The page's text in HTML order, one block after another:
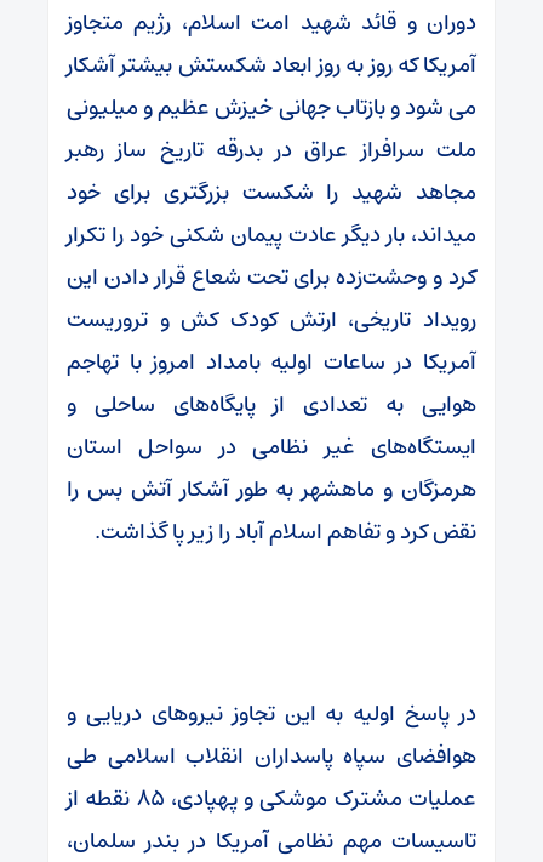
دوران و قائد شهید امت اسلام، رژیم متجاوز
آمریکا که روز به روز ابعاد شکستش بیشتر آشکار
می شود و بازتاب جهانی خیزش عظیم و میلیونی
ملت سرافراز عراق در بدرقه تاریخ ساز رهبر
مجاهد شهید را شکست بزرگتری برای خود
میداند، بار دیگر عادت پیمان شکنی خود را تکرار
کرد و وحشت‌زده برای تحت شعاع قرار دادن این
رویداد تاریخی، ارتش کودک کش و تروریست
آمریکا در ساعات اولیه بامداد امروز با تهاجم
هوایی به تعدادی از پایگاه‌های ساحلی و
ایستگاه‌های غیر نظامی در سواحل استان
هرمزگان و ماهشهر به طور آشکار آتش بس را
نقض کرد و تفاهم اسلام آباد را زیر پا گذاشت.
در پاسخ اولیه به این تجاوز نیروهای دریایی و
هوافضای سپاه پاسداران انقلاب اسلامی طی
عملیات مشترک موشکی و پهپادی، ۸۵ نقطه از
تاسیسات مهم نظامی آمریکا در بندر سلمان،